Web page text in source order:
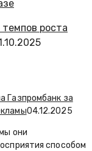
роста
за
04.12.2025
они
способом